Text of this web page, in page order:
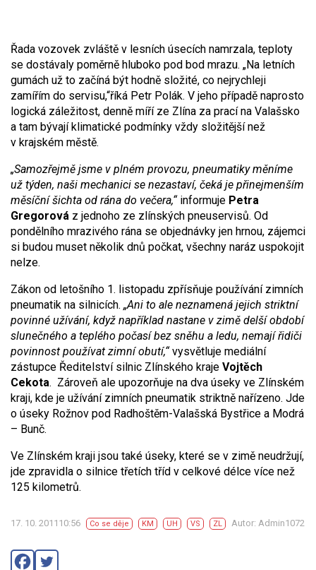
Řada vozovek zvláště v lesních úsecích namrzala, teploty
se dostávaly poměrně hluboko pod bod mrazu. „Na letních
gumách už to začíná být hodně složité, co nejrychleji
zamířím do servisu,“říká Petr Polák. V jeho případě naprosto
logická záležitost, denně míří ze Zlína za prací na Valašsko
a tam bývají klimatické podmínky vždy složitější než
v krajském městě.
„Samozřejmě jsme v plném provozu, pneumatiky měníme
už týden, naši mechanici se nezastaví, čeká je přinejmenším
měsíční šichta od rána do večera,“informuje Petra
Gregorová z jednoho ze zlínských pneuservisů. Od
pondělního mrazivého rána se objednávky jen hrnou, zájemci
si budou muset několik dnů počkat, všechny naráz uspokojit
nelze.
Zákon od letošního 1. listopadu zpřísňuje používání zimních
pneumatik na silnicích. „Ani to ale neznamená jejich striktní
povinné užívání, když například nastane v zimě delší období
slunečného a teplého počasí bez sněhu a ledu, nemají řidiči
povinnost používat zimní obutí,“vysvětluje mediální
zástupce Ředitelství silnic Zlínského kraje Vojtěch
Cekota. Zároveň ale upozorňuje na dva úseky ve Zlínském
kraji, kde je užívání zimních pneumatik striktně nařízeno. Jde
o úseky Rožnov pod Radhoštěm-Valašská Bystřice a Modrá
– Bunč.
Ve Zlínském kraji jsou také úseky, které se v zimě neudržují,
jde zpravidla o silnice třetích tříd v celkové délce více než
125 kilometrů.
17. 10. 201110:56 Co se děje KM UH VS ZL Autor: Admin1072